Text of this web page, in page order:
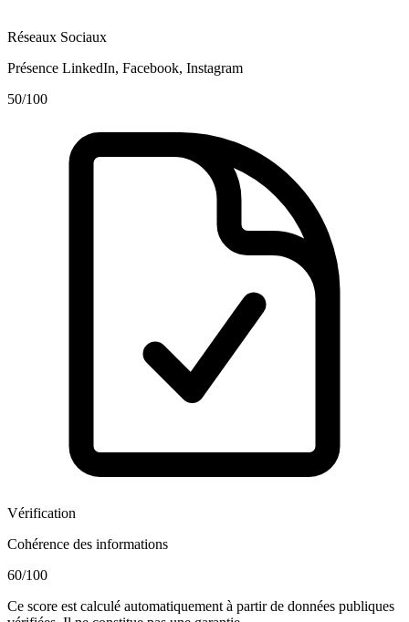
Réseaux Sociaux
Présence LinkedIn, Facebook, Instagram
50/100
Vérification
Cohérence des informations
60/100
Ce score est calculé automatiquement à partir de données publiques